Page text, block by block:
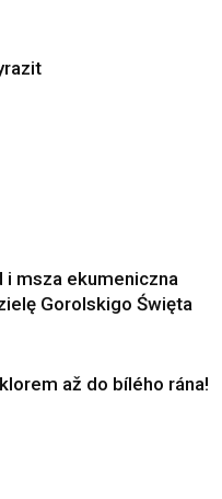
i msza ekumeniczna
Gorolskigo Święta
až do bílého rána!